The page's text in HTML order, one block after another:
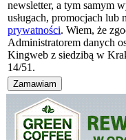
newsletter, a tym samym
usługach, promocjach lub
prywatności. Wiem, że
Administratorem danych
Kingweb z siedzibą w
14/51.